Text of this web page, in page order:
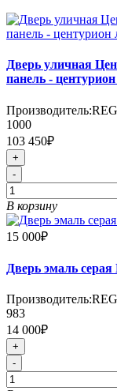
Дверь уличная
панель -
Производитель:
1000
103 450₽
+
-
В корзину
15 000₽
Дверь эмаль
Производитель:
983
14 000₽
+
-